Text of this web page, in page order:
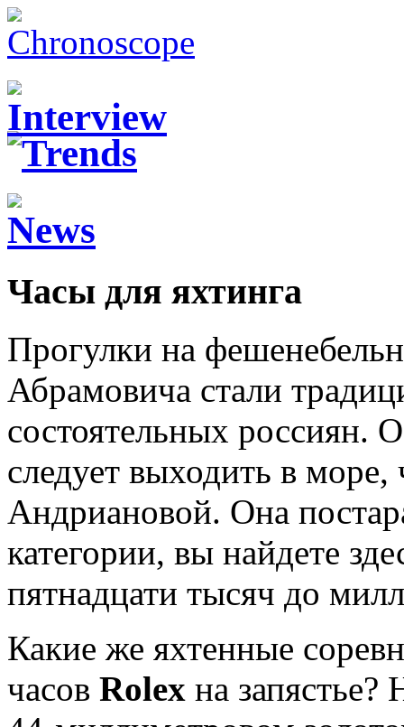
Часы для яхтинга
Прогулки на
Абрамовича стали
состоятельных россиян.
следует выходить в море,
Андриановой. Она
категории, вы найдете
пятнадцати тысяч до
Какие же яхтенные
часов Rolex на